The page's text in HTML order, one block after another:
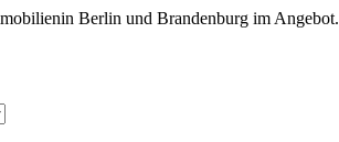
in Berlin und Brandenburg im Angebot.